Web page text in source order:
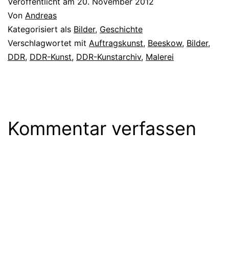
Von Andreas
Kategorisiert als Bilder, Geschichte
Verschlagwortet mit Auftragskunst, Beeskow, Bilder,
DDR, DDR-Kunst, DDR-Kunstarchiv, Malerei
Kommentar verfassen